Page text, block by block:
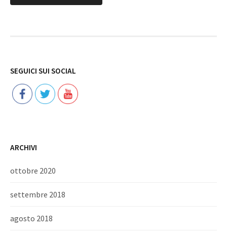
SEGUICI SUI SOCIAL
ARCHIVI
ottobre 2020
settembre 2018
agosto 2018